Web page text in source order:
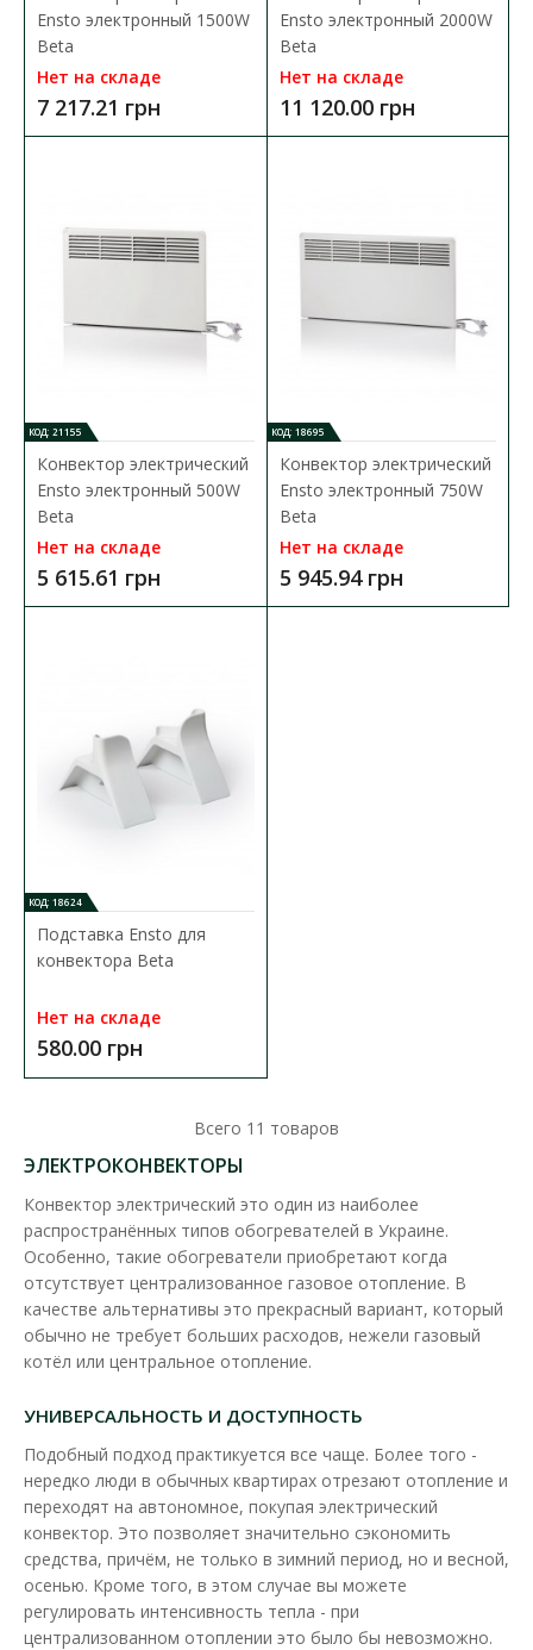
В закладки
Конвектор электрический Ensto механический
Все конвекторы Ensto безопасны благодаря низкой
температуре поверхности и автоматической защите от..
9 300.00 грн
В сравнения
Конвектор электрический Ensto механический
500W Beta
Доступность: Нет на складе
Все конвекторы Ensto безопасны благодаря низкой
температуре поверхности и автоматической защите от..
Ensto электронный 1500W
Beta
Нет на складе
7 217.21 грн
Ensto электронный 2000W
Beta
Нет на складе
11 120.00 грн
КОД: 21155
Конвектор электрический
Ensto электронный 500W
Beta
Нет на складе
5 615.61 грн
КОД: 18695
Конвектор электрический
Ensto электронный 750W
Beta
Нет на складе
5 945.94 грн
КОД: 18624
Подставка Ensto для
конвектора Beta
Нет на складе
580.00 грн
Всего 11 товаров
ЭЛЕКТРОКОНВЕКТОРЫ
Конвектор электрический это один из наиболее
распространённых типов обогревателей в Украине.
Особенно, такие обогреватели приобретают когда
отсутствует централизованное газовое отопление. В
качестве альтернативы это прекрасный вариант, который
обычно не требует больших расходов, нежели газовый
котёл или центральное отопление.
УНИВЕРСАЛЬНОСТЬ И ДОСТУПНОСТЬ
Подобный подход практикуется все чаще. Более того -
нередко люди в обычных квартирах отрезают отопление и
переходят на автономное, покупая электрический
конвектор. Это позволяет значительно сэкономить
средства, причём, не только в зимний период, но и весной,
осенью. Кроме того, в этом случае вы можете
регулировать интенсивность тепла - при
централизованном отоплении это было бы невозможно.